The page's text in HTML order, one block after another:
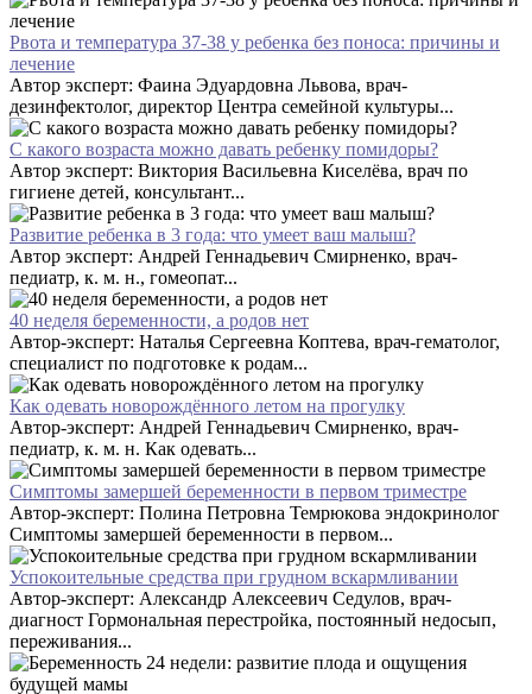
Рвота и температура 37-38 у ребенка без поноса: причины и
лечение
Автор эксперт: Фаина Эдуардовна Львова, врач-
дезинфектолог, директор Центра семейной культуры...
С какого возраста можно давать ребенку помидоры?
Автор эксперт: Виктория Васильевна Киселёва, врач по
гигиене детей, консультант...
Развитие ребенка в 3 года: что умеет ваш малыш?
Автор эксперт: Андрей Геннадьевич Смирненко, врач-
педиатр, к. м. н., гомеопат...
40 неделя беременности, а родов нет
Автор-эксперт: Наталья Сергеевна Коптева, врач-гематолог,
специалист по подготовке к родам...
Как одевать новорождённого летом на прогулку
Автор-эксперт: Андрей Геннадьевич Смирненко, врач-
педиатр, к. м. н. Как одевать...
Симптомы замершей беременности в первом триместре
Автор-эксперт: Полина Петровна Темрюкова эндокринолог
Симптомы замершей беременности в первом...
Успокоительные средства при грудном вскармливании
Автор-эксперт: Александр Алексеевич Седулов, врач-
диагност Гормональная перестройка, постоянный недосып,
переживания...